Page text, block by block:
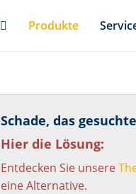
Produkte
Schade, das
Hier die Lösung:
Entdecken Sie unsere
eine Alternative.